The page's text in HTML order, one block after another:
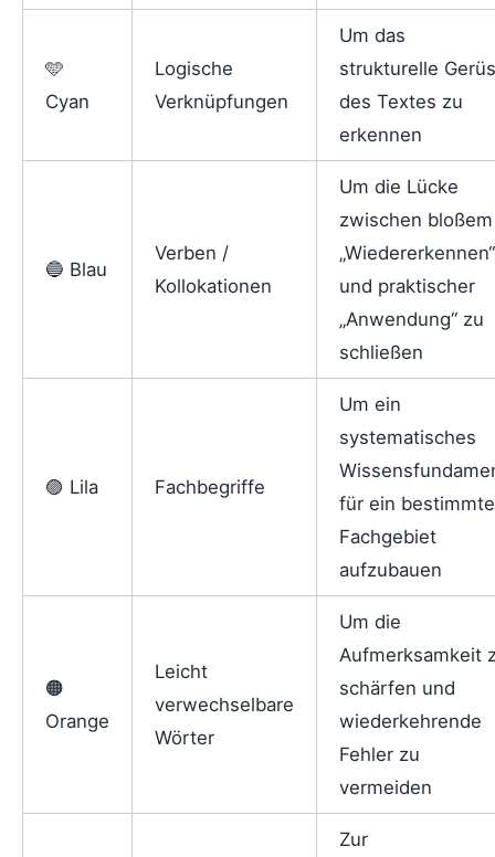
🩵
Cyan
Logische
Verknüpfungen
Um das
strukturelle
des Textes zu
erkennen
🔵 Blau
Verben /
Kollokationen
Um die Lücke
zwischen bloßem
„Wiedererkennen“
und praktischer
„Anwendung“ zu
schließen
🟣 Lila Fachbegriffe
Um ein
systematisches
für ein
Fachgebiet
aufzubauen
🟠
Orange
Leicht
verwechselbare
Wörter
Um die
Aufmerksamkeit
schärfen und
wiederkehrende
Fehler zu
vermeiden
Zur